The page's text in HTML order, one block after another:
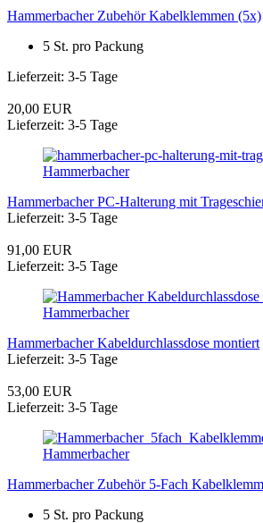
Hammerbacher Zubehör Kabelklemmen (5x)
5 St. pro Packung
Lieferzeit: 3-5 Tage
20,00 EUR
Lieferzeit: 3-5 Tage
Hammerbacher
Hammerbacher PC-Halterung mit
Lieferzeit: 3-5 Tage
91,00 EUR
Lieferzeit: 3-5 Tage
Hammerbacher
Hammerbacher Kabeldurchlassdose montiert
Lieferzeit: 3-5 Tage
53,00 EUR
Lieferzeit: 3-5 Tage
Hammerbacher
Hammerbacher Zubehör 5-Fach
5 St. pro Packung